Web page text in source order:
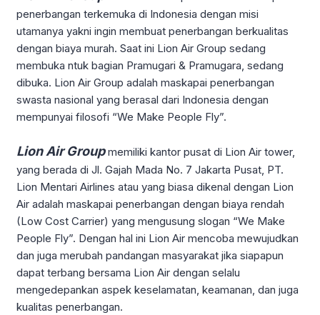
penerbangan terkemuka di Indonesia dengan misi
utamanya yakni ingin membuat penerbangan berkualitas
dengan biaya murah. Saat ini Lion Air Group sedang
membuka ntuk bagian Pramugari & Pramugara, sedang
dibuka. Lion Air Group adalah maskapai penerbangan
swasta nasional yang berasal dari Indonesia dengan
mempunyai filosofi “We Make People Fly”.
Lion Air Groupmemiliki kantor pusat di Lion Air tower,
yang berada di Jl. Gajah Mada No. 7 Jakarta Pusat, PT.
Lion Mentari Airlines atau yang biasa dikenal dengan Lion
Air adalah maskapai penerbangan dengan biaya rendah
(Low Cost Carrier) yang mengusung slogan “We Make
People Fly”. Dengan hal ini Lion Air mencoba mewujudkan
dan juga merubah pandangan masyarakat jika siapapun
dapat terbang bersama Lion Air dengan selalu
mengedepankan aspek keselamatan, keamanan, dan juga
kualitas penerbangan.